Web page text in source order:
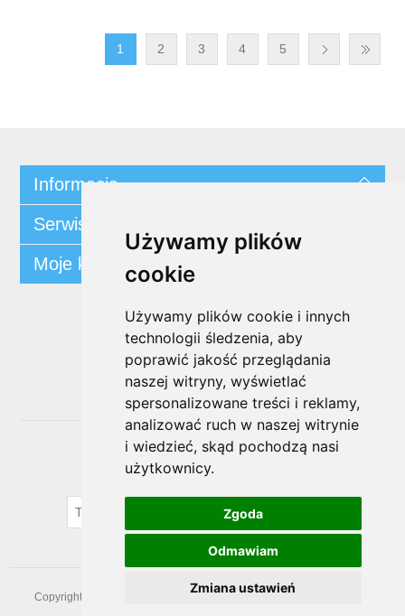
Używamy plików
cookie
Używamy plików cookie i innych
technologii śledzenia, aby
poprawić jakość przeglądania
naszej witryny, wyświetlać
spersonalizowane treści i reklamy,
analizować ruch w naszej witrynie
i wiedzieć, skąd pochodzą nasi
użytkownicy.
Zgoda
Odmawiam
Zmiana ustawień
1 2 3 4 5
Informacja
Serwis klienta
Moje konto
Śledź nas
Biuletyn
SUBSKRYBUJ
Copyright © 2026 prezentowaprzystan. Wszelkie prawa zastrzeżone.